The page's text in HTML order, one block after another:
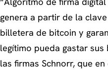
genera a partir de la
billetera de bitcoin y
legítimo pueda gastar
las firmas Schnorr, que